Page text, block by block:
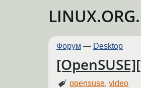
Форум — Desktop
opensuse,video